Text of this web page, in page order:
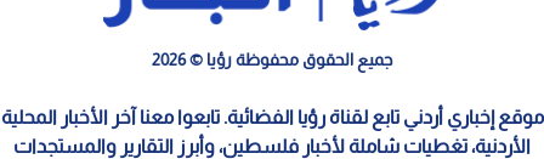
جميع الحقوق محفوظة رؤيا © 2026
موقع إخباري أردني تابع لقناة رؤيا الفضائية. تابعوا معنا آخر الأخبار المحلية
الأردنية، تغطيات شاملة لأخبار فلسطين، وأبرز التقارير والمستجدات